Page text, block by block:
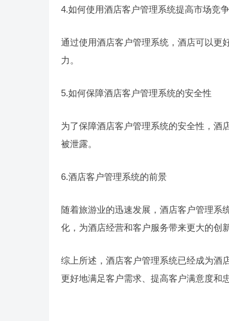
4.如何使用酒店客户管理系统提高市场竞
通过使用酒店客户管理系统，酒店可以更
力。
5.如何保障酒店客户管理系统的安全性
为了保障酒店客户管理系统的安全性，酒
被泄露。
6.酒店客户管理系统的前景
随着旅游业的迅速发展，酒店客户管理系
化，为酒店经营和客户服务带来更大的创
综上所述，酒店客户管理系统已经成为酒
更好地满足客户需求、提高客户满意度和